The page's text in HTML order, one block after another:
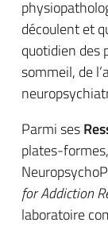
découlent et
quotidien des
sommeil, de
Parmi ses
plates-formes,
for Addiction
laboratoire